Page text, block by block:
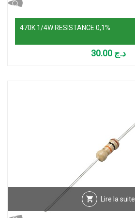
470K 1/4W RESISTANCE 0,1%
د.ج
Lire la suite